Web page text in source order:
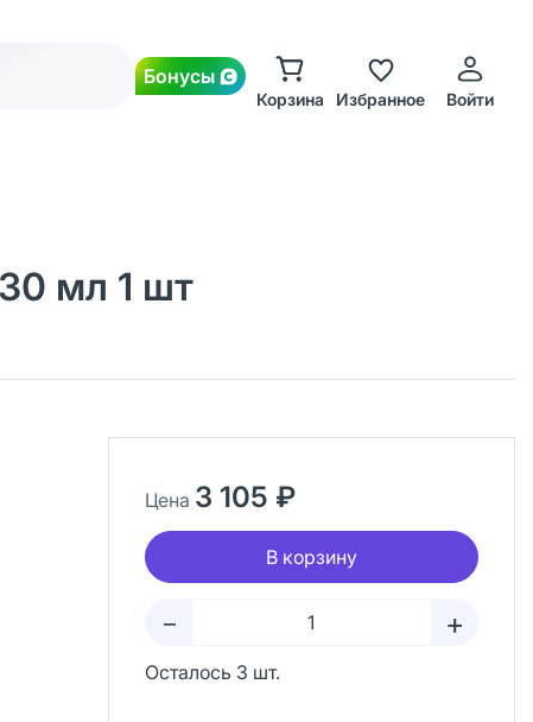
Бонусы
Корзина Избранное Войти
мл 1 шт
Цена 3 105 ₽
В корзину
– +
Осталось 3 шт.